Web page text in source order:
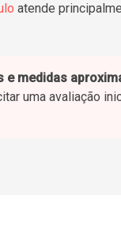
atende
e medidas
uma avaliação